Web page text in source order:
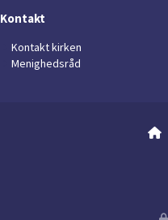
Kontakt
Kontakt kirken
Menighedsråd
